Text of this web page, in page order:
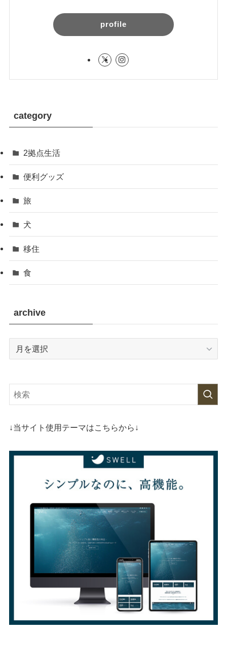
profile
category
2拠点生活
便利グッズ
旅
犬
移住
食
archive
archive
↓当サイト使用テーマはこちらから↓